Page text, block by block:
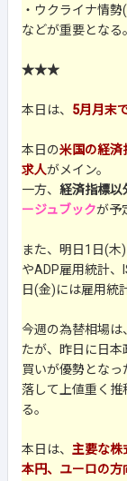
・ウクライナ情
などが重要となる。
★★★
本日は、 5月月末
本日の米国の経済
求人がメイン。
一方、 経済指標以
ージュブックが予
また、明日1日(木
やADP雇用統計
日(金)には雇用統
今週の為替相場は
たが、昨日に日
買いが優勢とな
落して上値重く推
る。
本日は、 主要な株
本円、ユーロの方